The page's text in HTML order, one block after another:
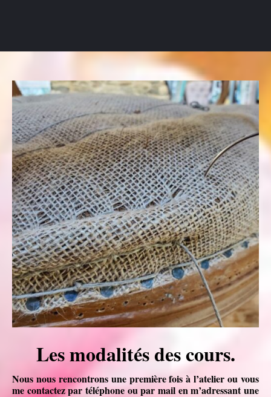
Les modalités des cours.
Nous nous rencontrons une première fois à l’atelier ou vous
me contactez par téléphone ou par mail en m’adressant une